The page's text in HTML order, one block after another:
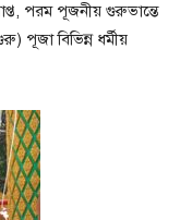
পরম পূজনীয় গুরুভান্তে
পূজা বিভিন্ন ধর্মীয়